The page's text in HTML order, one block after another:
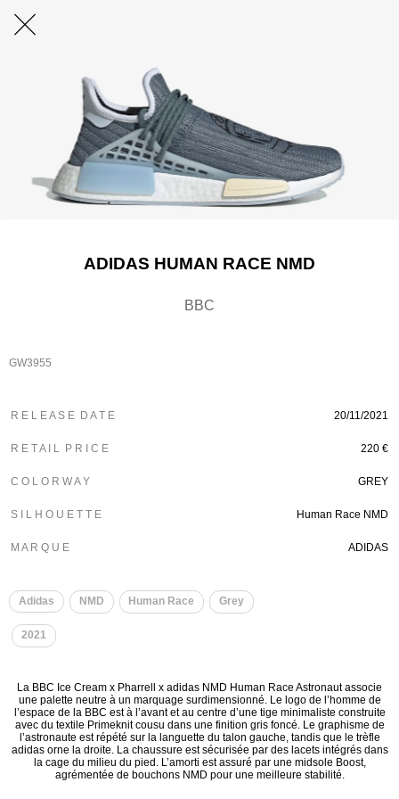
ADIDAS HUMAN RACE NMD
BBC
GW3955
R E L E A S E D A T E 20/11/2021
R E T A I L P R I C E 220 €
C O L O R W A Y GREY
S I L H O U E T T E Human Race NMD
M A R Q U E ADIDAS
Adidas NMD ​ Human Race ​ Grey
2021
La BBC Ice Cream x Pharrell x adidas NMD Human Race Astronaut associe
une palette neutre à un marquage surdimensionné. Le logo de l’homme de
l’espace de la BBC est à l’avant et au centre d’une tige minimaliste construite
avec du textile Primeknit cousu dans une finition gris foncé. Le graphisme de
l’astronaute est répété sur la languette du talon gauche, tandis que le trèfle
adidas orne la droite. La chaussure est sécurisée par des lacets intégrés dans
la cage du milieu du pied. L’amorti est assuré par une midsole Boost,
agrémentée de bouchons NMD pour une meilleure stabilité.